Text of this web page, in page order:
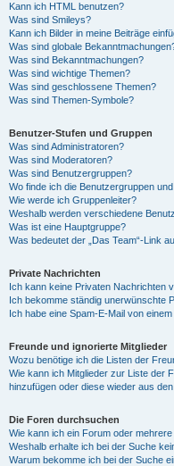
Kann ich HTML benutzen?
Was sind Smileys?
Kann ich Bilder in meine Beiträge
Was sind globale
Was sind Bekanntmachungen?
Was sind wichtige Themen?
Was sind geschlossene Themen?
Was sind Themen-Symbole?
Benutzer-Stufen und Gruppen
Was sind Administratoren?
Was sind Moderatoren?
Was sind Benutzergruppen?
Wo finde ich die Benutzergruppen
Wie werde ich Gruppenleiter?
Weshalb werden verschiedene
Was ist eine Hauptgruppe?
Was bedeutet der „Das Team“-Link
Private Nachrichten
Ich kann keine Privaten Nachrichten
Ich bekomme ständig unerwünschte
Ich habe eine Spam-E-Mail von
Freunde und ignorierte Mitglieder
Wozu benötige ich die Listen der
Wie kann ich Mitglieder zur Liste der
hinzufügen oder diese wieder aus
Die Foren durchsuchen
Wie kann ich ein Forum oder
Weshalb erhalte ich bei der Suche
Warum bekomme ich bei der Suche